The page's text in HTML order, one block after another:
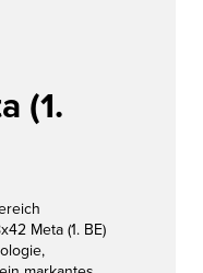
(1.
Meta (1. BE)